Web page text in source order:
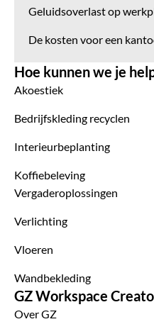
Geluidsoverlast op
De kosten voor een
Hoe kunnen we je
Akoestiek
Bedrijfskleding recyclen
Interieurbeplanting
Koffiebeleving
Vergaderoplossingen
Verlichting
Vloeren
Wandbekleding
GZ Workspace
Over GZ